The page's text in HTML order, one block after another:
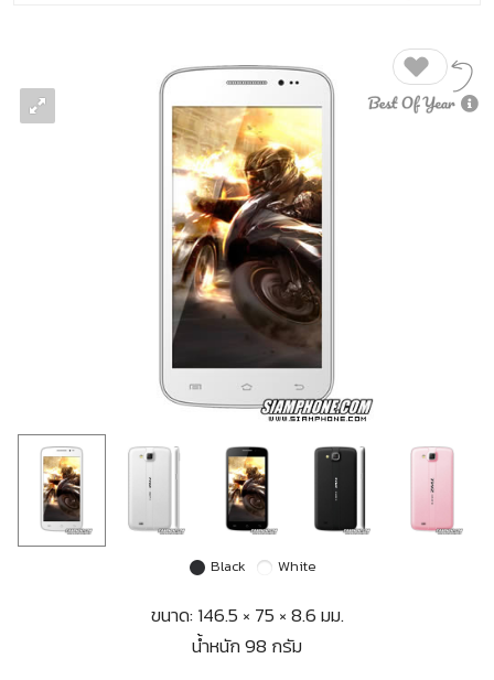
Black White
ขนาด: 146.5 × 75 × 8.6 มม.
น้ำหนัก 98 กรัม